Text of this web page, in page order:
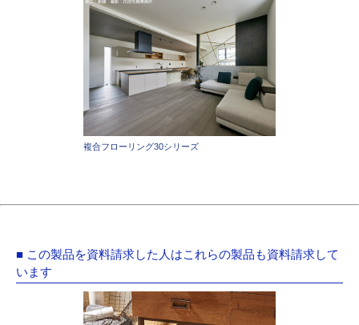
複合フローリング30シリーズ
■ この製品を資料請求した人はこれらの製品も資料請求して
います